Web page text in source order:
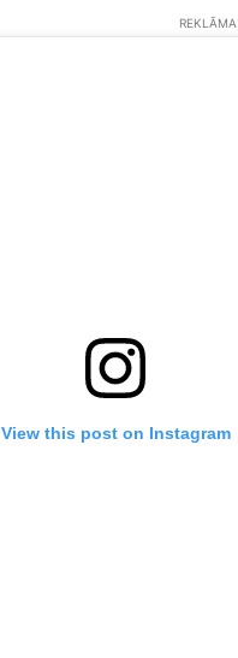
REKLĀMA
View this post on Instagram